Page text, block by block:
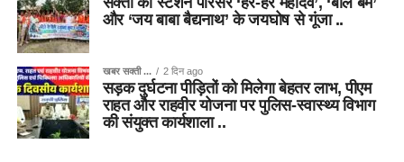
और ‘जय बाबा बैद्यनाथ’ के जयघोष से गूंजा ..
खबर सक्ती ... 2 दिन ago
सड़क दुर्घटना पीड़ितों को मिलेगा बेहतर लाभ, पीएम
राहत और राहवीर योजना पर पुलिस-स्वास्थ्य विभाग
की संयुक्त कार्यशाला ..